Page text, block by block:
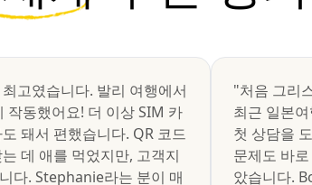
고였습니다. 발리 여행에서
작동했어요! 더 이상 SIM 카
돼서 편했습니다. QR 코드
데 애를 먹었지만, 고객지
다. Stephanie라는 분이 매
"처음 그리
최근 일본
첫 상담을
문제도 바
았습니다.